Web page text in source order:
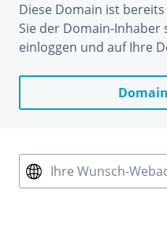
Diese Domain ist
Sie der Domain-Inhaber
einloggen und auf Ihre
Ihre Wunsch-